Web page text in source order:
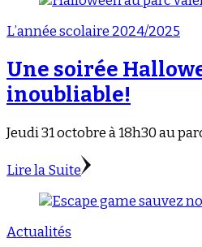
L’année scolaire 2024/2025
Une soirée
inoubliable!
Jeudi 31 octobre à 18h30 au
Lire la Suite
Actualités